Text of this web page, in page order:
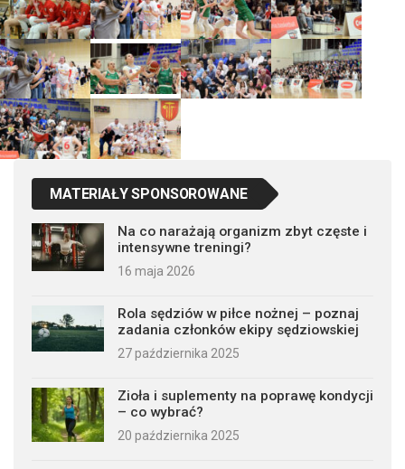
MATERIAŁY SPONSOROWANE
Na co narażają organizm zbyt częste i
intensywne treningi?
16 maja 2026
Rola sędziów w piłce nożnej – poznaj
zadania członków ekipy sędziowskiej
27 października 2025
Zioła i suplementy na poprawę kondycji
– co wybrać?
20 października 2025